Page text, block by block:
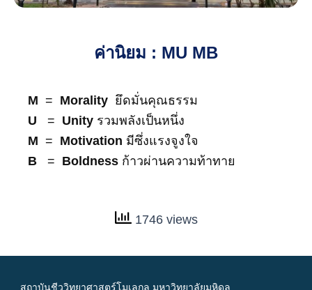
ค่านิยม : MU MB
M = Morality ยึดมั่นคุณธรรม
U = Unity รวมพลังเป็นหนึ่ง
M = Motivation มีซึ่งแรงจูงใจ
B = Boldness ก้าวผ่านความท้าทาย
1746 views
สถาบันชีววิทยาศาสตร์โมเลกุล มหาวิทยาลัยมหิดล